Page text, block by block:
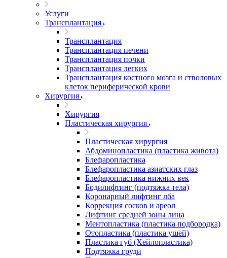
Услуги
Трансплантация
Трансплантация
Трансплантация печени
Трансплантация почки
Трансплантация легких
Трансплантация костного мозга и стволовых
клеток периферической крови
Хирургия
Хирургия
Пластическая хирургия
Пластическая хирургия
Абдоминопластика (пластика живота)
Блефаропластика
Блефаропластика азиатских глаз
Блефаропластика нижних век
Бодилифтинг (подтяжка тела)
Коронарный лифтинг лба
Коррекция сосков и ареол
Лифтинг средней зоны лица
Ментопластика (пластика подбородка)
Отопластика (пластика ушей)
Пластика губ (Хейлопластика)
Подтяжка груди